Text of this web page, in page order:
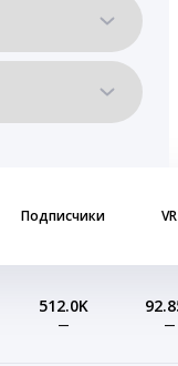
Подписчики VR
512.0K
— —